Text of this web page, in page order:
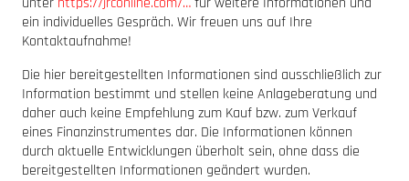
ein individuelles Gespräch. Wir freuen uns auf Ihre
Kontaktaufnahme!
Die hier bereitgestellten Informationen sind ausschließlich zur
Information bestimmt und stellen keine Anlageberatung und
daher auch keine Empfehlung zum Kauf bzw. zum Verkauf
eines Finanzinstrumentes dar. Die Informationen können
durch aktuelle Entwicklungen überholt sein, ohne dass die
bereitgestellten Informationen geändert wurden.